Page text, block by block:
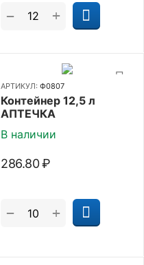
+
−
АРТИКУЛ: Ф0807
Контейнер 12,5 л
АПТЕЧКА
В наличии
286.80₽
+
−